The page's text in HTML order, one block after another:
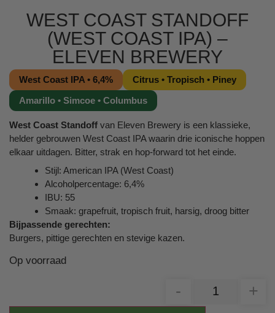
WEST COAST STANDOFF
(WEST COAST IPA) –
ELEVEN BREWERY
West Coast IPA • 6,4%
Citrus • Tropisch • Piney
Amarillo • Simcoe • Columbus
West Coast Standoff van Eleven Brewery is een klassieke,
helder gebrouwen West Coast IPA waarin drie iconische hoppen
elkaar uitdagen. Bitter, strak en hop-forward tot het einde.
Stijl: American IPA (West Coast)
Alcoholpercentage: 6,4%
IBU: 55
Smaak: grapefruit, tropisch fruit, harsig, droog bitter
Bijpassende gerechten:
Burgers, pittige gerechten en stevige kazen.
Op voorraad
-
+